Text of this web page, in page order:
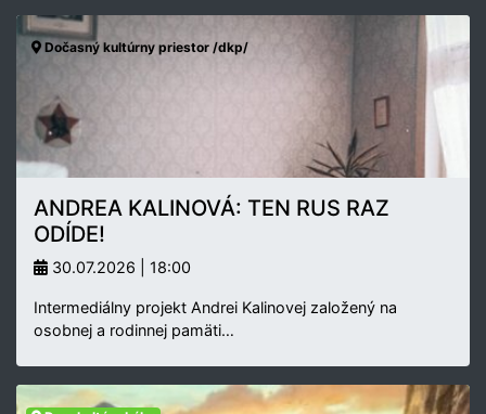
Dočasný kultúrny priestor /dkp/
ANDREA KALINOVÁ: TEN RUS RAZ
ODÍDE!
30.07.2026 | 18:00
Intermediálny projekt Andrei Kalinovej založený na
osobnej a rodinnej pamäti…